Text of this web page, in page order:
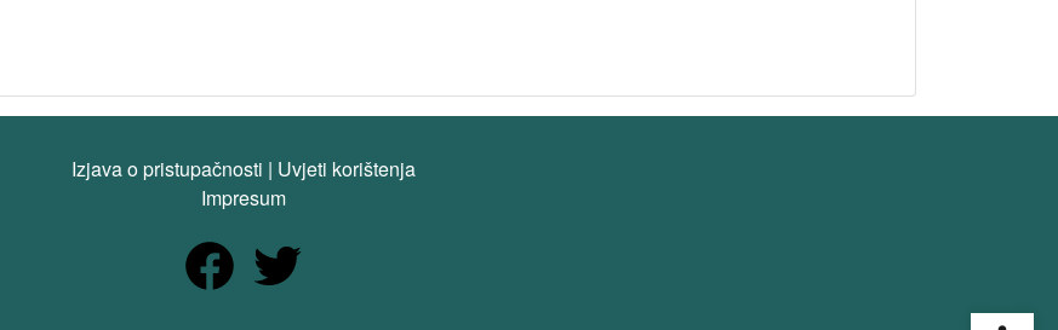
Izjava o pristupačnosti | Uvjeti korištenja
Impresum